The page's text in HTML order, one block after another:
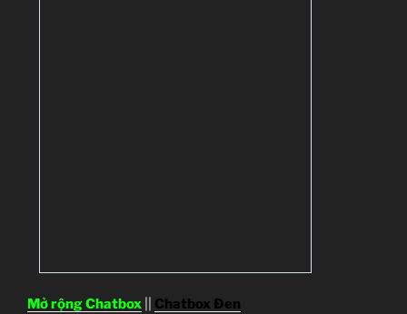
Mở rộng Chatbox Chatbox Đen